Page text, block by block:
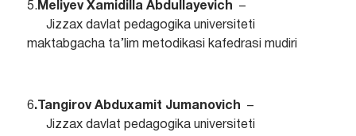
5.Meliyev Xamidilla Abdullayevich
–
Jizzax davlat pedagogika universiteti
maktabgacha ta’lim metodikasi kafedrasi mudiri
6.Tangirov Abduxamit Jumanovich
–
Jizzax davlat pedagogika universiteti